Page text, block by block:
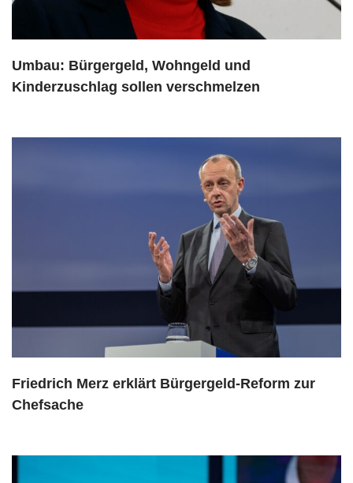
Umbau: Bürgergeld, Wohngeld und
Kinderzuschlag sollen verschmelzen
Friedrich Merz erklärt Bürgergeld-Reform zur
Chefsache